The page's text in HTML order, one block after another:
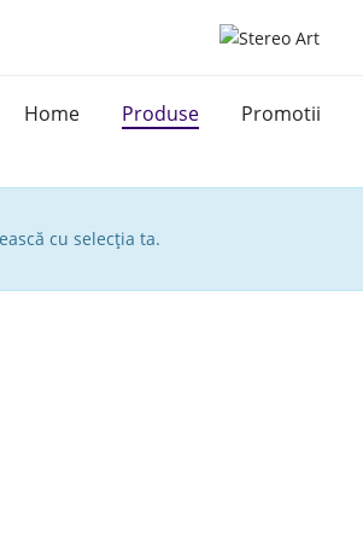
Home Produse Promotii
cu selecția ta.